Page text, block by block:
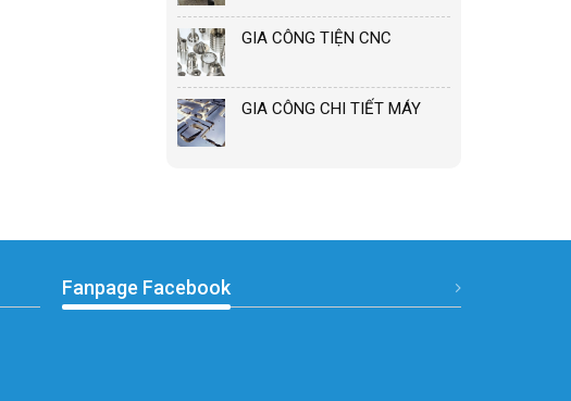
GIA CÔNG TIỆN CNC
GIA CÔNG CHI TIẾT MÁY
Fanpage Facebook